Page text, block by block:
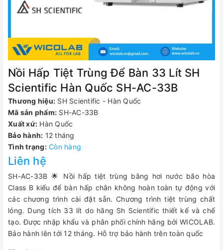
Nồi Hấp Tiệt Trùng Để Bàn 33 Lít SH
Scientific Hàn Quốc SH-AC-33B
Thương hiệu: SH Scientific - Hàn Quốc
Mã sản phẩm: SH-AC-33B
Xuất xứ: Hàn Quốc
Bảo hành: 12 tháng
Tình trạng: Còn hàng
Liên hệ
SH-AC-33B 🌟 Nồi hấp tiệt trùng bằng hơi nước bão hòa
Class B kiểu để bàn hấp chân không hoàn toàn tự động với
các chương trình cài đặt sẵn. Chương trình tiệt trùng chất
lỏng. Dung tích 33 lít do hãng Sh Scientific thiết kế và chế
tạo. Được nhập khẩu và phân phối chính hãng bởi WICOLAB.
Bảo hành lên tới 12 tháng. Hỗ trợ bảo hành trên toàn quốc